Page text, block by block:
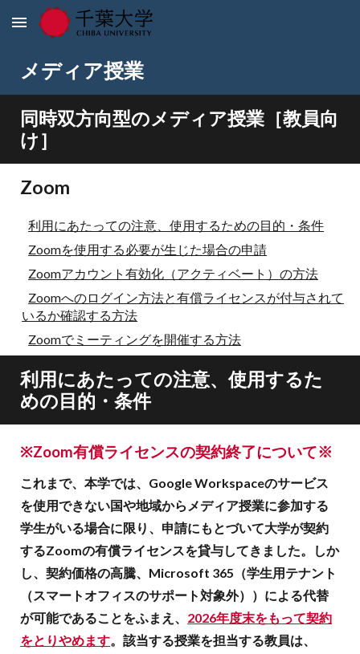
Skip to main content
メディア授業
同時双方向型のメディア授業［教員向
け］
Zoom
利用にあたっての注意、使用するための目的・条件
Zoomを使用する必要が生じた場合の申請
Zoomアカウント有効化（アクティベート）の方法
Zoomへのログイン方法と有償ライセンスが付与されて
いるか確認する方法
Zoomでミーティングを開催する方法
利用にあたっての注意、使用するた
めの目的・条件
※Zoom有償ライセンスの契約終了について※
これまで、本学では、Google Workspaceのサービス
を使用できない国や地域からメディア授業に参加する
学生がいる場合に限り、申請にもとづいて大学が契約
するZoomの有償ライセンスを貸与してきました。しか
し、契約価格の高騰、Microsoft 365（学生用テナント
（スマートオフィスのサポート対象外））による代替
が可能であることをふまえ、 2026年度末をもって契約
をとりやめます。該当する授業を担当する教員は、